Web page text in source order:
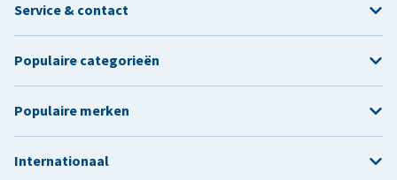
Service & contact
Populaire categorieën
Populaire merken
Internationaal